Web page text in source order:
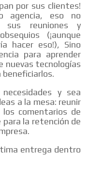
por sus clientes!
agencia, eso no
sus reuniones y
(¡aunque
hacer eso!), Sino
para aprender
nuevas tecnologías
beneficiarlos.
y sea
a la mesa: reunir
comentarios de
para la retención de
entrega dentro